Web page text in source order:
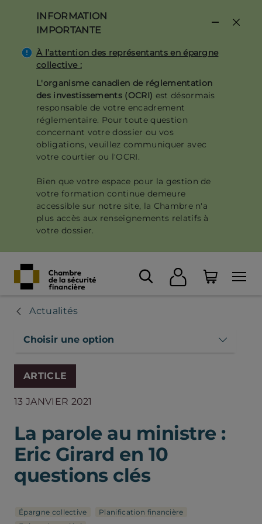
contenu
principal
INFORMATION
IMPORTANTE
À l’attention des représentants en épargne
collective :
L'organisme canadien de réglementation
des investissements (OCRI) est désormais
responsable de votre encadrement
réglementaire. Pour toute question
concernant votre dossier ou vos
obligations, veuillez communiquer avec
votre courtier ou l'OCRI.
Bien que votre espace pour la gestion de
votre formation continue demeure
accessible sur notre site, la Chambre n'a
plus accès aux renseignements relatifs à
votre dossier.
Actualités
Choisir une option
ARTICLE
13 JANVIER 2021
La parole au ministre :
Eric Girard en 10
questions clés
Épargne collective
Planification financière